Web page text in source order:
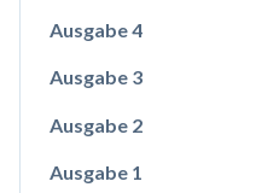
Ausgabe 4
Ausgabe 3
Ausgabe 2
Ausgabe 1